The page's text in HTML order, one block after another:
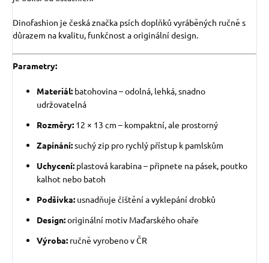
Dinofashion je česká značka psích doplňků vyráběných ručně s
důrazem na kvalitu, funkčnost a originální design.
Parametry:
Materiál: batohovina – odolná, lehká, snadno
udržovatelná
Rozměry: 12 × 13 cm – kompaktní, ale prostorný
Zapínání:suchý zip pro rychlý přístup k pamlskům
Uchycení: plastová karabina – připnete na pásek, poutko
kalhot nebo batoh
Podšívka: usnadňuje čištění a vyklepání drobků
Design:originální motiv Maďarského ohaře
Výroba: ručně vyrobeno v ČR